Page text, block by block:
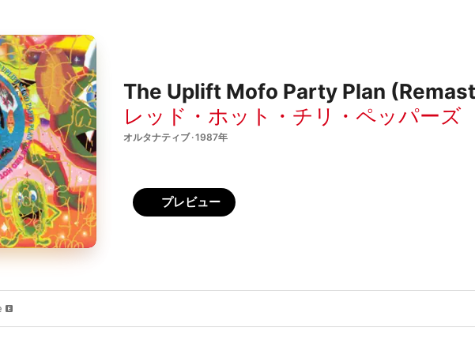
The Uplift Mofo Party Plan
レッド・ホット・チリ・ペッパーズ
オルタナティブ · 1987年
プレビュー